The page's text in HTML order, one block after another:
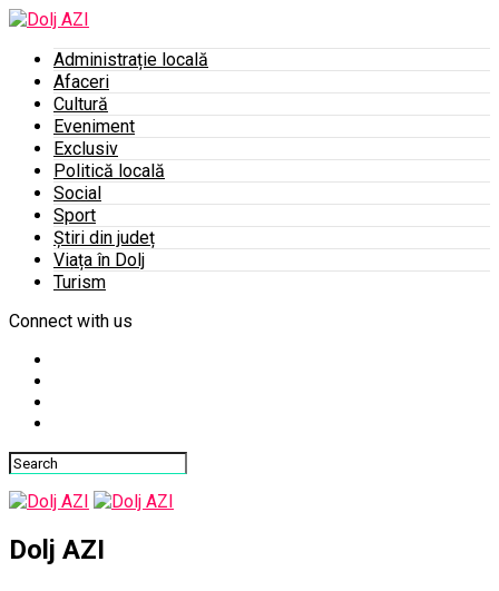
Administrație locală
Afaceri
Cultură
Eveniment
Exclusiv
Politică locală
Social
Sport
Știri din județ
Viața în Dolj
Turism
Connect with us
Dolj AZI